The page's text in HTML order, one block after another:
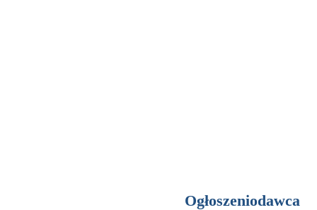
Ogłoszeniodawca